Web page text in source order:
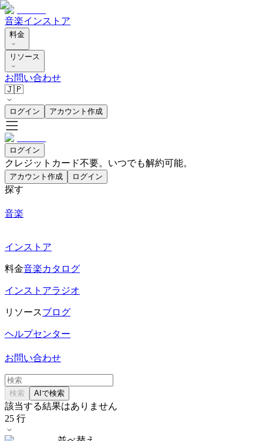
音楽インストア
料金
リソース
お問い合わせ
🇯🇵
ログイン アカウント作成
ログイン
クレジットカード不要。いつでも解約可能。
アカウント作成 ログイン
探す
音楽
インストア
料金音楽カタログ
インストアラジオ
リソースブログ
ヘルプセンター
お問い合わせ
検索 AIで検索
該当する結果はありません
25 行